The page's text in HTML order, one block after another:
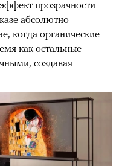
прозрачности
абсолютно
когда органические
как остальные
создавая